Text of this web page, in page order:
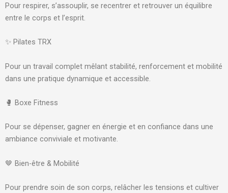
Pour respirer, s’assouplir, se recentrer et retrouver un équilibre
entre le corps et l’esprit.
✨ Pilates TRX
Pour un travail complet mêlant stabilité, renforcement et mobilité
dans une pratique dynamique et accessible.
🥊 Boxe Fitness
Pour se dépenser, gagner en énergie et en confiance dans une
ambiance conviviale et motivante.
🤎 Bien-être & Mobilité
Pour prendre soin de son corps, relâcher les tensions et cultiver